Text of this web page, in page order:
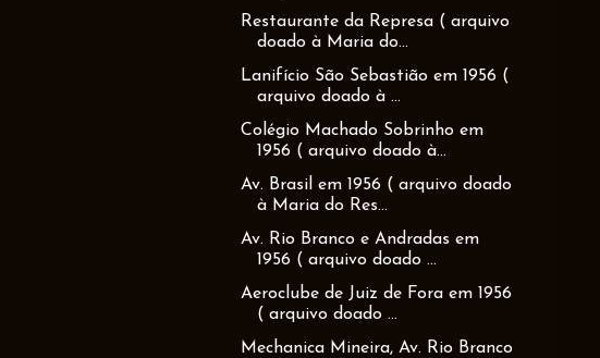
Restaurante da Represa ( arquivo
doado à Maria do...
Lanifício São Sebastião em 1956 (
arquivo doado à ...
Colégio Machado Sobrinho em
1956 ( arquivo doado à...
Av. Brasil em 1956 ( arquivo doado
à Maria do Res...
Av. Rio Branco e Andradas em
1956 ( arquivo doado ...
Aeroclube de Juiz de Fora em 1956
( arquivo doado ...
Mechanica Mineira, Av. Rio Branco